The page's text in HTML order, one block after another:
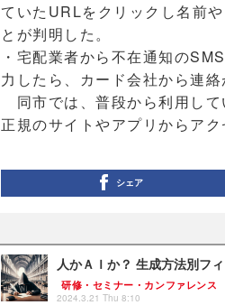
ていたURLをクリックし名前
とが判明した。
・宅配業者から不在通知の
力したら、カード会社から連
同市では、普段から利用し
正規のサイトやアプリからア
シェア
人かＡＩか？ 生成方法別フ
研修・セミナー・カンファレンス
2024.3.21 Thu 8:10